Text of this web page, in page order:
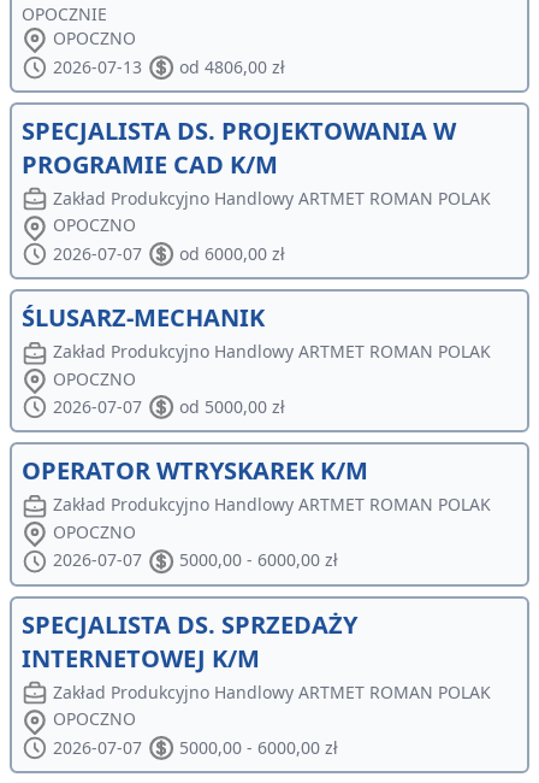
OPOCZNIE
OPOCZNO
2026-07-13
od 4806,00 zł
SPECJALISTA DS. PROJEKTOWANIA W
PROGRAMIE CAD K/M
Zakład Produkcyjno Handlowy ARTMET ROMAN POLAK
OPOCZNO
2026-07-07
od 6000,00 zł
ŚLUSARZ-MECHANIK
Zakład Produkcyjno Handlowy ARTMET ROMAN POLAK
OPOCZNO
2026-07-07
od 5000,00 zł
OPERATOR WTRYSKAREK K/M
Zakład Produkcyjno Handlowy ARTMET ROMAN POLAK
OPOCZNO
2026-07-07
5000,00 - 6000,00 zł
SPECJALISTA DS. SPRZEDAŻY
INTERNETOWEJ K/M
Zakład Produkcyjno Handlowy ARTMET ROMAN POLAK
OPOCZNO
2026-07-07
5000,00 - 6000,00 zł